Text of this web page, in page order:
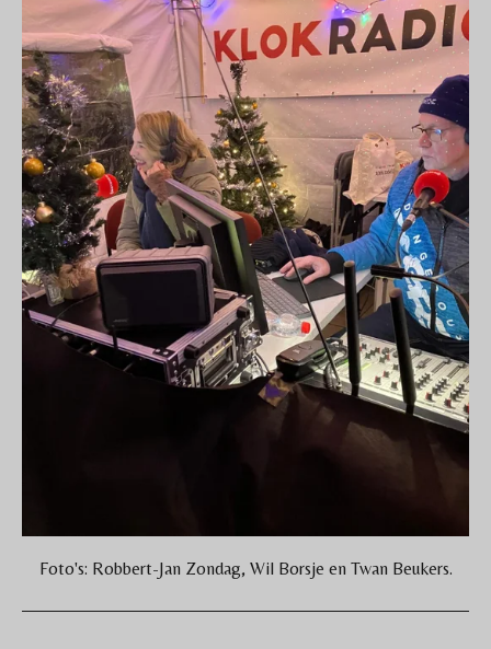
Foto's: Robbert-Jan Zondag, Wil Borsje en Twan Beukers.